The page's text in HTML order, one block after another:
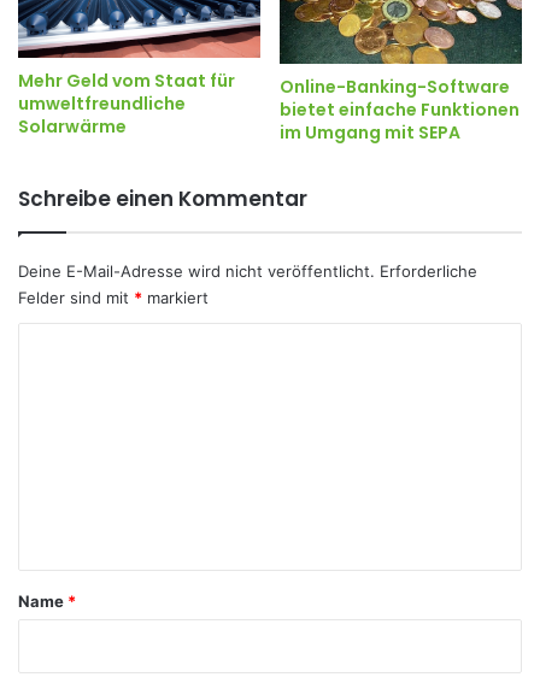
Mehr Geld vom Staat für
umweltfreundliche
Solarwärme
Online-Banking-Software
bietet einfache Funktionen
im Umgang mit SEPA
Schreibe einen Kommentar
Deine E-Mail-Adresse wird nicht veröffentlicht. Erforderliche
Felder sind mit * markiert
a
Name *